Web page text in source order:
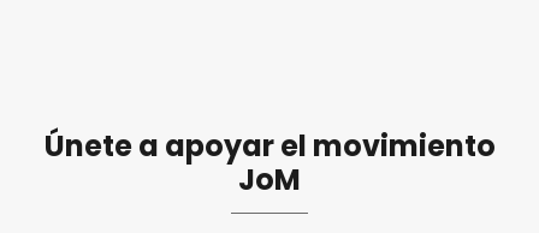
Únete a apoyar el movimiento
JoM